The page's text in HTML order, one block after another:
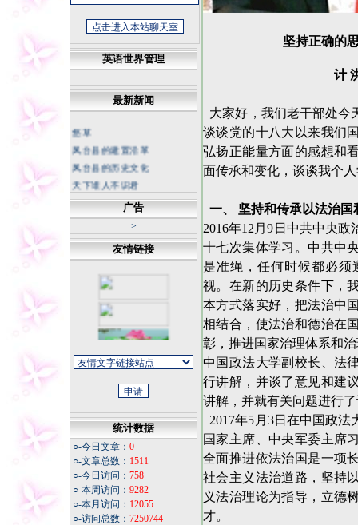
英语世界管理
最新新闻
凤台县的建置沿革
凤台县的历史文化
天下谁人不识君
中国科幻底气来自大国重器
不断书写荒漠化防治新篇章
坚持正确的思想理念 传承中
华民族灵魂
冬日天寒，我从不怀疑春天
的花朵
同学老照片
福寿康宁
广告
>
友情链接
统计数据
○-今日文章： 0
○-文章总数： 1511
○-今日访问： 758
○-本周访问： 9282
○-本月访问： 12055
○-访问总数： 7250744
坚持正确的
计
大家好，我们老干部处今
谈谈党的十八大以来我们
弘扬正能量方面的感想和
面传承和变化，谈谈我个
一、 坚持和传承以法治
2016年12月9日中共中央
十七次集体学习。中共中
是准绳，任何时候都必
视。在新的历史条件下，
本方式落实好，把法治中
相结合，使法治和德治在
彰，推进国家治理体系和
中国政法大学副校长、法
行讲解，并谈了意见和建
讲解，并就有关问题进行
2017年5月3日在中国政
国家主席、中央军委主席
全面推进依法治国是一项
社会主义法治道路，坚持
义法治理论为指导，立德
才。